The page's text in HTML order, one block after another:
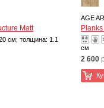
Matt
см; толщина: 1.1
AGE
см
2 600